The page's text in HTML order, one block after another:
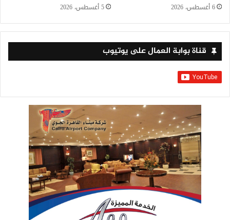
6 أغسطس، 2026 5 أغسطس، 2026
قناة بوابة العمال على يوتيوب